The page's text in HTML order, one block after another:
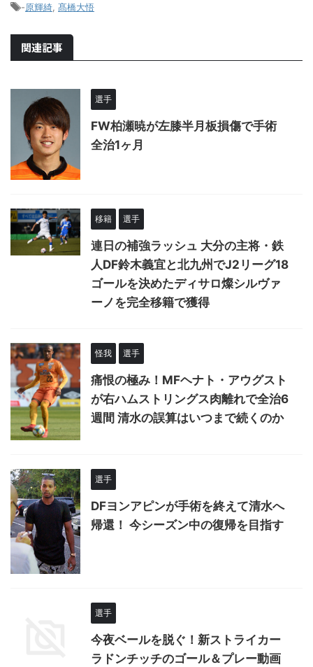
-原輝綺 髙橋大悟
関連記事
選手
FW柏瀬暁が左膝半月板損傷で手術
全治1ヶ月
移籍 選手
連日の補強ラッシュ 大分の主将・鉄
人DF鈴木義宜と北九州でJ2リーグ18
ゴールを決めたディサロ燦シルヴァ
ーノを完全移籍で獲得
怪我 選手
痛恨の極み！MFヘナト・アウグスト
が右ハムストリングス肉離れで全治6
週間 清水の誤算はいつまで続くのか
選手
DFヨンアピンが手術を終えて清水へ
帰還！ 今シーズン中の復帰を目指す
選手
今夜ベールを脱ぐ！新ストライカー
ラドンチッチのゴール＆プレー動画